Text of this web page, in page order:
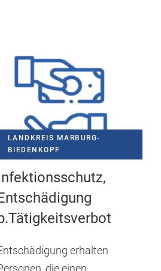
LANDKREIS MARBURG-
BIEDENKOPF
erhalten